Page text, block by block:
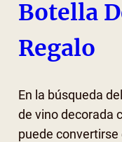
Botella
Regalo
En la búsqueda
de vino decorada
puede convertirse